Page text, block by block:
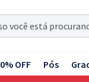
OFF Pós